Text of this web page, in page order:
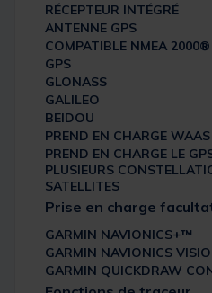
RÉCEPTEUR INTÉGRÉ
ANTENNE GPS
COMPATIBLE NMEA 2000®
GPS
GLONASS
GALILEO
BEIDOU
PREND EN CHARGE WAAS
PREND EN CHARGE LE
PLUSIEURS
SATELLITES
Prise en charge
GARMIN NAVIONICS+™
GARMIN NAVIONICS
GARMIN QUICKDRAW